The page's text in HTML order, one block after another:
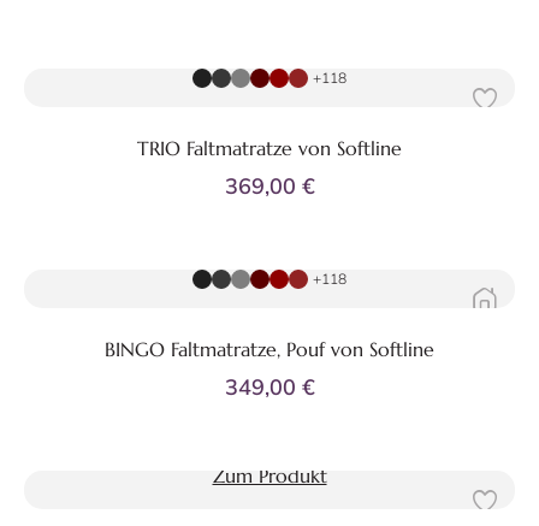
+118
TRIO Faltmatratze von Softline
369,00 €
+118
BINGO Faltmatratze, Pouf von Softline
349,00 €
Zum Produkt